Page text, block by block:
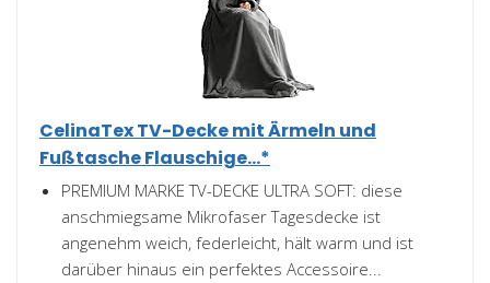
CelinaTex TV-Decke mit Ärmeln und
Fußtasche Flauschige...*
PREMIUM MARKE TV-DECKE ULTRA SOFT: diese
anschmiegsame Mikrofaser Tagesdecke ist
angenehm weich, federleicht, hält warm und ist
darüber hinaus ein perfektes Accessoire...